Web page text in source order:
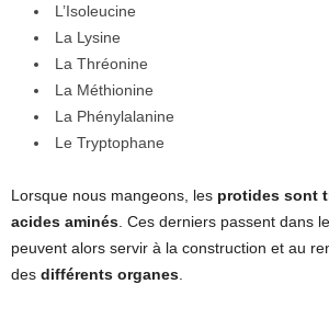
L’Isoleucine
La Lysine
La Thréonine
La Méthionine
La Phénylalanine
Le Tryptophane
Lorsque nous mangeons, les protides sont
acides aminés . Ces derniers passent dans
peuvent alors servir à la construction et au
des différents organes